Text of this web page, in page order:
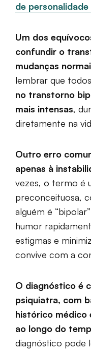
de
Um dos
confundir o
mudanças
lembrar que
no transtorno
mais intensas,
diretamente na
Outro erro
apenas à
vezes, o termo é
preconceituosa,
alguém é
humor
estigmas e
convive com a
O diagnóstico é
psiquiatra, com
histórico médico
ao longo do
diagnóstico pode